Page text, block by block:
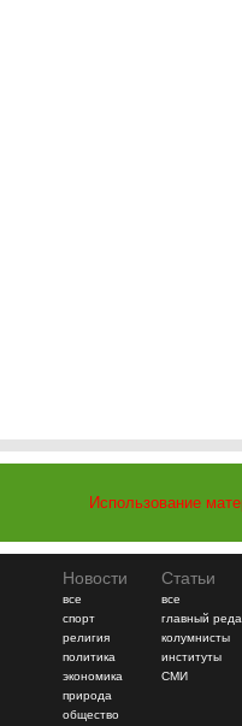
Использование
Новости
все
спорт
религия
политика
экономика
природа
общество
Статьи
все
главный
колумнисты
институты
СМИ